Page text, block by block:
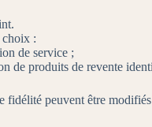
choix :
de service ;
de produits de revente
fidélité peuvent être